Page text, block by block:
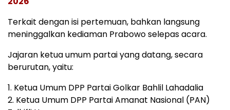
Terkait dengan isi pertemuan, bahkan langsung
meninggalkan kediaman Prabowo selepas acara.
Jajaran ketua umum partai yang datang, secara
berurutan, yaitu:
1. Ketua Umum DPP Partai Golkar Bahlil Lahadalia
2. Ketua Umum DPP Partai Amanat Nasional (PAN)